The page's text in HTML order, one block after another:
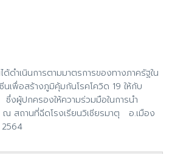
ดำเนินการตามมาตรการของทางภาครัฐใน
นเพื่อสร้างภูมิคุ้มกันโรคโควิด 19 ให้กับ
งผู้ปกครองให้ความร่วมมือในการนำ
ณ สถานที่ฉีดโรงเรียนวิเชียรมาตุ อ.เมือง